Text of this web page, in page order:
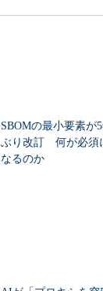
SBOMの最小要素が
ぶり改訂 何が必須
なるのか